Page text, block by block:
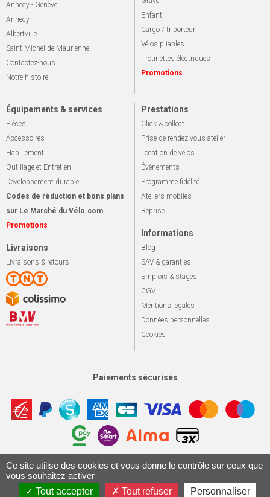
Annecy - Genève
Annecy
Albertville
Saint-Michel-de-Maurienne
Contactez-nous
Notre histoire
Enfant
Cargo / triporteur
Vélos pliables
Trotinettes électriques
Promotions
Équipements & services
Pièces
Accessoires
Habillement
Outillage et Entretien
Développement durable
Codes de réduction et bons plans
sur Le Marché du Vélo.com
Promotions
Livraisons
Livraisons & retours
Prestations
Click & collect
Prise de rendez-vous atelier
Location de vélos
Événements
Programme fidélité
Ateliers mobiles
Reprise
Informations
Blog
SAV & garanties
Emplois & stages
CGV
Mentions légales
Données personnelles
Cookies
Paiements sécurisés
© 2026 Le marché du vélo Tous droits réservés. Apotekisto,
Conception & Réalisation 161.io
Ce site utilise des cookies et vous donne le contrôle sur ceux que
vous souhaitez activer
Tout accepter
Tout refuser Personnaliser